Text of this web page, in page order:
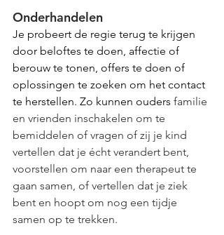
Onderhandelen
Je probeert de regie terug te krijgen
door beloftes te doen, affectie of
berouw te tonen, offers te doen of
oplossingen te zoeken om het contact
te herstellen. Zo kunnen ouders familie
en vrienden inschakelen om te
bemiddelen of vragen of zij je kind
vertellen dat je écht verandert bent,
voorstellen om naar een therapeut te
gaan samen, of vertellen dat je ziek
bent en hoopt om nog een tijdje
samen op te trekken.